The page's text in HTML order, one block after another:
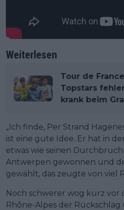
Weiterlesen
Tour de
Topstars
krank beim
„Ich finde, Per Strand
ist eine gute Idee. Er hat in
etwas wie seinen
Antwerpen gewonnen und
gewählt, das zeugte von viel
Noch schwerer wog kurz vor
Rhône-Alpes der Rückschlag